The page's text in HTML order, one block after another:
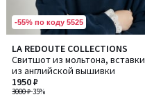
-55% по коду 5525
LA REDOUTE COLLECTIONS
Свитшот из мольтона, вставки
из английской вышивки
3000 ₽-35%
1950 ₽
4,9
/ 5